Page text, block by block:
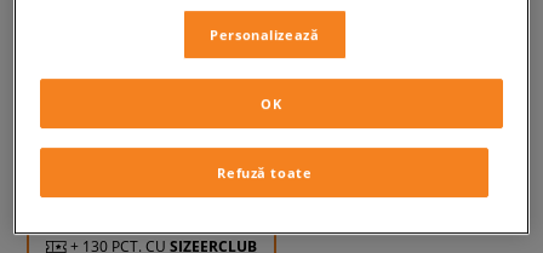
129,99 RON cu TVA
+ 130 PCT. CU SIZEERCLUB
Personalizează
Refuză toate
OK